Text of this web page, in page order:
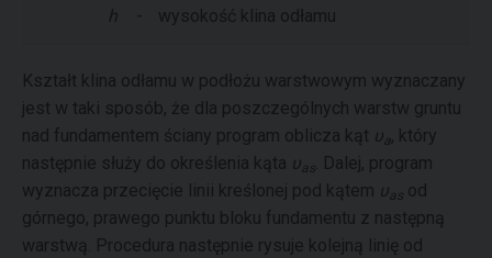
h - wysokość klina odłamu
Kształt klina odłamu w podłożu warstwowym wyznaczany
jest w taki sposób, że dla poszczególnych warstw gruntu
nad fundamentem ściany program oblicza kąt υa, który
następnie służy do określenia kąta υas
. Dalej, program
wyznacza przecięcie linii kreślonej pod kątem υas od
górnego, prawego punktu bloku fundamentu z następną
warstwą. Procedura następnie rysuje kolejną linię od